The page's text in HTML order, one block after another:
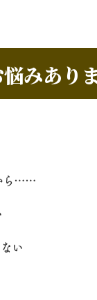
みあり
ら……
い